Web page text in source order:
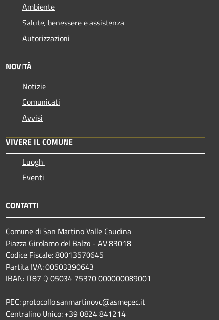
Ambiente
Salute, benessere e assistenza
Autorizzazioni
NOVITÀ
Notizie
Comunicati
Avvisi
VIVERE IL COMUNE
Luoghi
Eventi
CONTATTI
Comune di San Martino Valle Caudina
Piazza Girolamo del Balzo - AV 83018
Codice Fiscale: 80013570645
Partita IVA: 00503390643
IBAN: IT87 Q 05034 75370 000000089001
PEC: protocollo.sanmartinovc@asmepec.it
Centralino Unico: +39 0824 841214